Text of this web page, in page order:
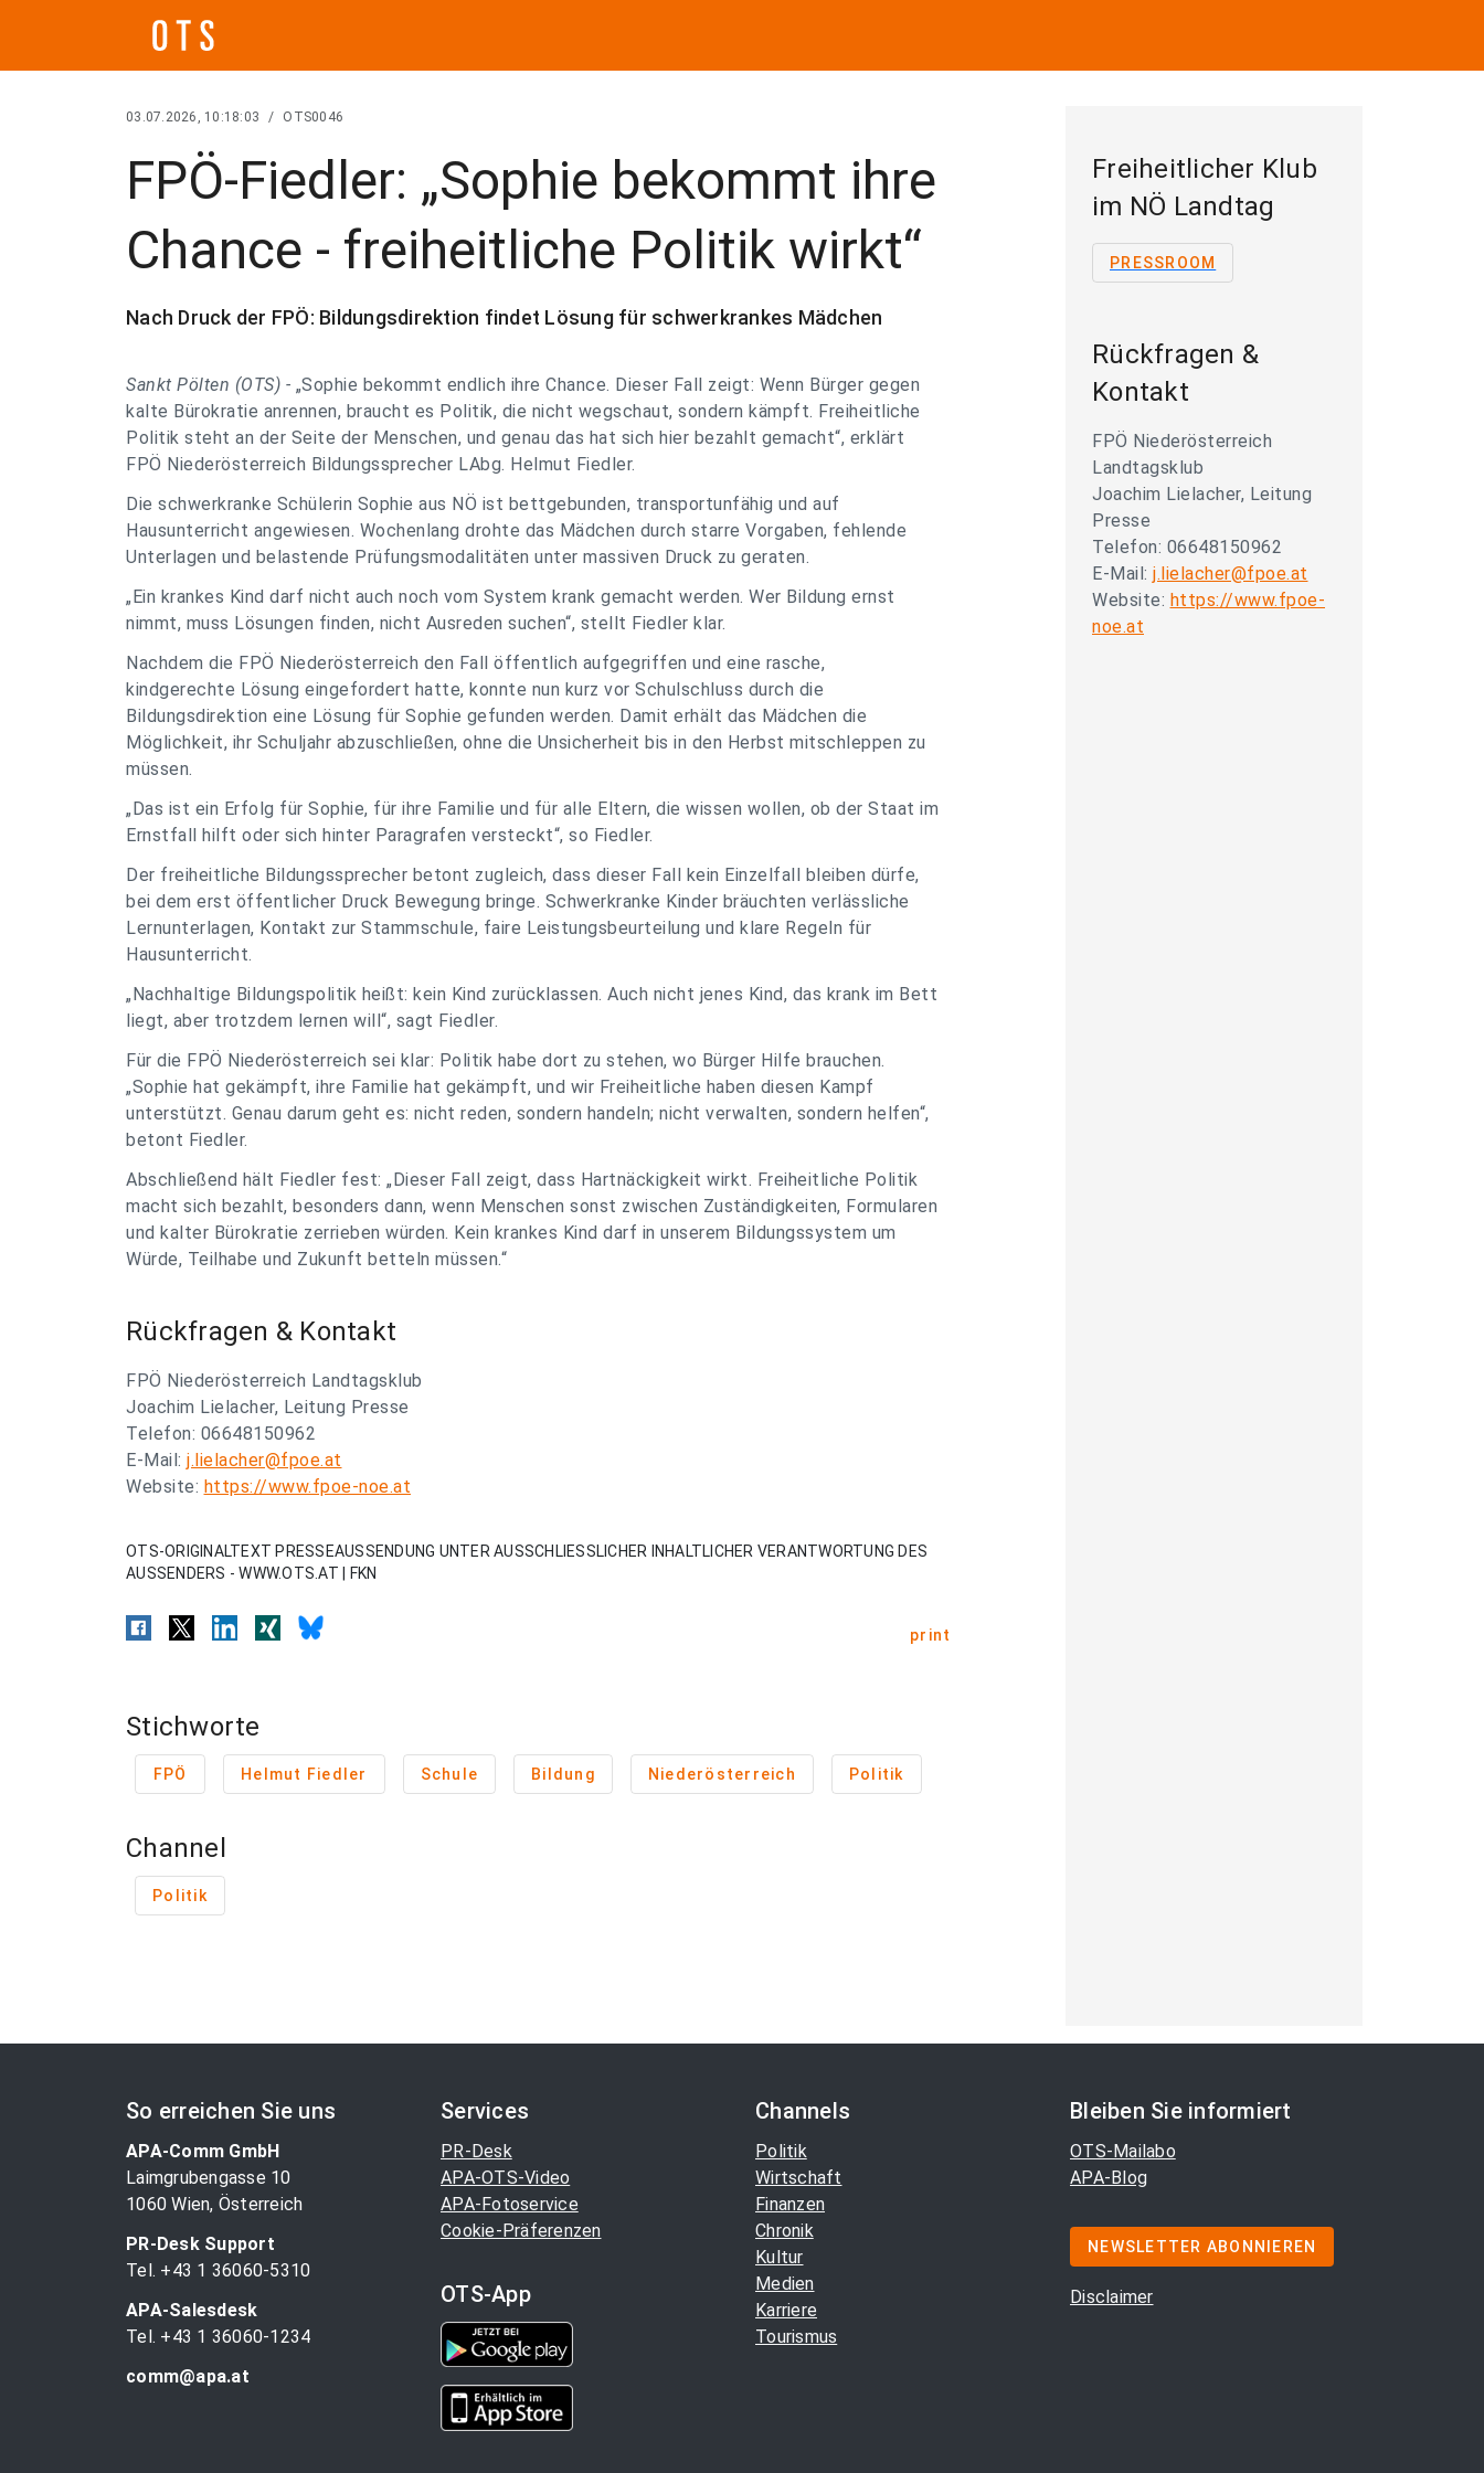
03.07.2026, 10:18:03 / OTS0046
FPÖ-Fiedler: „Sophie bekommt ihre
Chance - freiheitliche Politik wirkt“
Nach Druck der FPÖ: Bildungsdirektion findet Lösung für schwerkrankes Mädchen
Sankt Pölten (OTS) - „Sophie bekommt endlich ihre Chance. Dieser Fall zeigt: Wenn Bürger gegen
kalte Bürokratie anrennen, braucht es Politik, die nicht wegschaut, sondern kämpft. Freiheitliche
Politik steht an der Seite der Menschen, und genau das hat sich hier bezahlt gemacht“, erklärt
FPÖ Niederösterreich Bildungssprecher LAbg. Helmut Fiedler.
Die schwerkranke Schülerin Sophie aus NÖ ist bettgebunden, transportunfähig und auf
Hausunterricht angewiesen. Wochenlang drohte das Mädchen durch starre Vorgaben, fehlende
Unterlagen und belastende Prüfungsmodalitäten unter massiven Druck zu geraten.
„Ein krankes Kind darf nicht auch noch vom System krank gemacht werden. Wer Bildung ernst
nimmt, muss Lösungen finden, nicht Ausreden suchen“, stellt Fiedler klar.
Nachdem die FPÖ Niederösterreich den Fall öffentlich aufgegriffen und eine rasche,
kindgerechte Lösung eingefordert hatte, konnte nun kurz vor Schulschluss durch die
Bildungsdirektion eine Lösung für Sophie gefunden werden. Damit erhält das Mädchen die
Möglichkeit, ihr Schuljahr abzuschließen, ohne die Unsicherheit bis in den Herbst mitschleppen zu
müssen.
„Das ist ein Erfolg für Sophie, für ihre Familie und für alle Eltern, die wissen wollen, ob der Staat im
Ernstfall hilft oder sich hinter Paragrafen versteckt“, so Fiedler.
Der freiheitliche Bildungssprecher betont zugleich, dass dieser Fall kein Einzelfall bleiben dürfe,
bei dem erst öffentlicher Druck Bewegung bringe. Schwerkranke Kinder bräuchten verlässliche
Lernunterlagen, Kontakt zur Stammschule, faire Leistungsbeurteilung und klare Regeln für
Hausunterricht.
„Nachhaltige Bildungspolitik heißt: kein Kind zurücklassen. Auch nicht jenes Kind, das krank im Bett
liegt, aber trotzdem lernen will“, sagt Fiedler.
Für die FPÖ Niederösterreich sei klar: Politik habe dort zu stehen, wo Bürger Hilfe brauchen.
„Sophie hat gekämpft, ihre Familie hat gekämpft, und wir Freiheitliche haben diesen Kampf
unterstützt. Genau darum geht es: nicht reden, sondern handeln; nicht verwalten, sondern helfen“,
betont Fiedler.
Abschließend hält Fiedler fest: „Dieser Fall zeigt, dass Hartnäckigkeit wirkt. Freiheitliche Politik
macht sich bezahlt, besonders dann, wenn Menschen sonst zwischen Zuständigkeiten, Formularen
und kalter Bürokratie zerrieben würden. Kein krankes Kind darf in unserem Bildungssystem um
Würde, Teilhabe und Zukunft betteln müssen.“
Rückfragen & Kontakt
FPÖ Niederösterreich Landtagsklub
Joachim Lielacher, Leitung Presse
Telefon: 06648150962
E-Mail: j.lielacher@fpoe.at
Website: https://www.fpoe-noe.at
OTS-ORIGINALTEXT PRESSEAUSSENDUNG UNTER AUSSCHLIESSLICHER INHALTLICHER VERANTWORTUNG DES
AUSSENDERS - WWW.OTS.AT | FKN
print
Stichworte
FPÖ Helmut Fiedler Schule Bildung Niederösterreich Politik
Channel
Politik
Freiheitlicher Klub
im NÖ Landtag
PRESSROOM
Rückfragen &
Kontakt
FPÖ Niederösterreich
Landtagsklub
Joachim Lielacher, Leitung
Presse
Telefon: 06648150962
E-Mail: j.lielacher@fpoe.at
Website: https://www.fpoe-
noe.at
So erreichen Sie uns
APA-Comm GmbH
Laimgrubengasse 10
1060 Wien, Österreich
PR-Desk Support
Tel. +43 1 36060-5310
APA-Salesdesk
Tel. +43 1 36060-1234
comm@apa.at
Services
PR-Desk
APA-OTS-Video
APA-Fotoservice
Cookie-Präferenzen
OTS-App
Channels
Politik
Wirtschaft
Finanzen
Chronik
Kultur
Medien
Karriere
Tourismus
Bleiben Sie informiert
OTS-Mailabo
APA-Blog
NEWSLETTER ABONNIEREN
Disclaimer